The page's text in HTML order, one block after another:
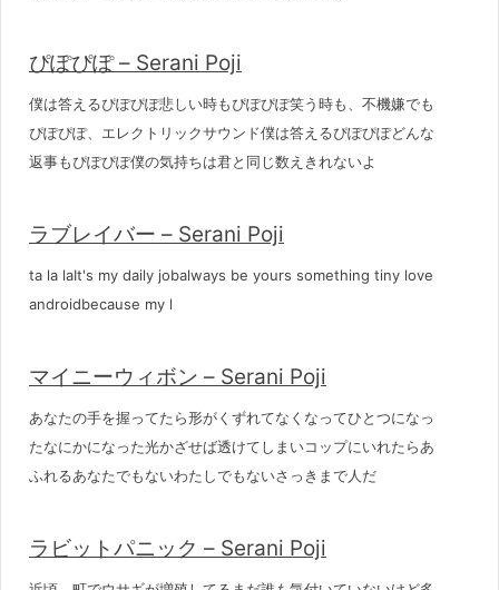
ぴぽぴぽ – Serani Poji
僕は答えるぴぽぴぽ悲しい時もぴぽぴぽ笑う時も、不機嫌でも
ぴぽぴぽ、エレクトリックサウンド僕は答えるぴぽぴぽどんな
返事もぴぽぴぽ僕の気持ちは君と同じ数えきれないよ
ラブレイバー – Serani Poji
ta la laIt's my daily jobalways be yours something tiny love
androidbecause my l
マイニーウィボン – Serani Poji
あなたの手を握ってたら形がくずれてなくなってひとつになっ
たなにかになった光かざせば透けてしまいコップにいれたらあ
ふれるあなたでもないわたしでもないさっきまで人だ
ラビットパニック – Serani Poji